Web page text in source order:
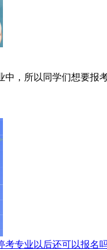
，所以同学们想要报
考专业以后还可以报名